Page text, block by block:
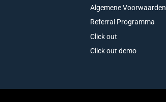
Algemene Voorwaarden
Referral Programma
Click out
Click out demo